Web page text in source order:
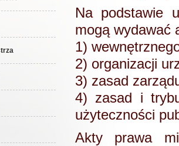
Na podstawie
mogą wydawać
1)
2) organizacji
3) zasad
4) zasad i
użyteczności
Akty prawa